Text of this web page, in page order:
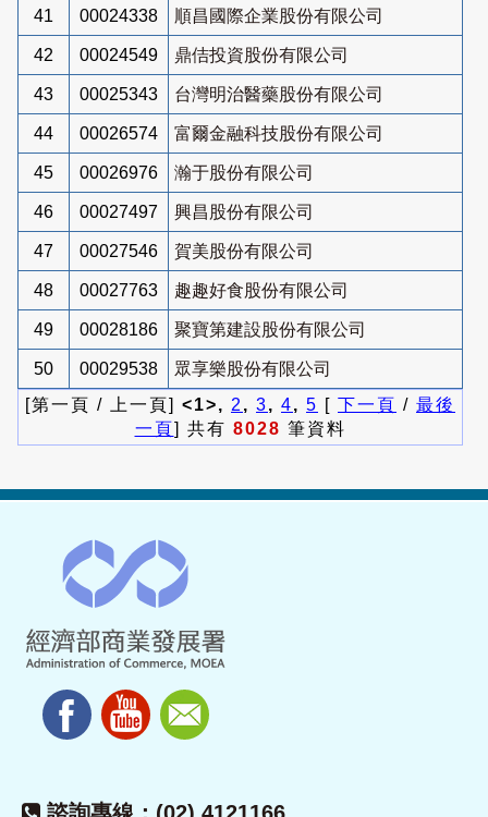
41 00024338 順昌國際企業股份有限公司
42 00024549 鼎佶投資股份有限公司
43 00025343 台灣明治醫藥股份有限公司
44 00026574 富爾金融科技股份有限公司
45 00026976 瀚于股份有限公司
46 00027497 興昌股份有限公司
47 00027546 賀美股份有限公司
48 00027763 趣趣好食股份有限公司
49 00028186 聚寶第建設股份有限公司
50 00029538
眾享樂股份有限公司
[第一頁 / 上一頁] <1>, 2 , 3, 4, 5 [ 下一頁 / 最後
一頁] 共有 8028 筆資料
諮詢專線：(02) 4121166